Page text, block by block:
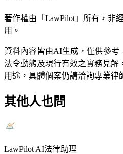
著作權由「LawPilot」所有，非
用。
資料內容皆由AI生成，僅供參考
法令動態及現行有效之實務見解
用途，具體個案仍請洽詢專業律
其他人也問
LawPilot AI法律助理